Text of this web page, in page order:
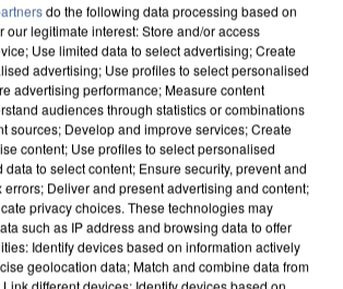
do the following data processing based on
our legitimate interest: Store and/or access
Use limited data to select advertising; Create
advertising; Use profiles to select personalised
advertising performance; Measure content
audiences through statistics or combinations
sources; Develop and improve services; Create
content; Use profiles to select personalised
data to select content; Ensure security, prevent and
errors; Deliver and present advertising and content;
privacy choices. These technologies may
such as IP address and browsing data to offer
Identify devices based on information actively
geolocation data; Match and combine data from
different devices; Identify devices based on